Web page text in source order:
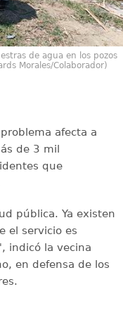
de agua en los pozos
Morales/Colaborador)
afecta a
de 3 mil
que
pública. Ya existen
el servicio es
indicó la vecina
en defensa de los